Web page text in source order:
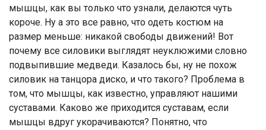
мышцы, как вы только что узнали, делаются чуть
короче. Ну а это все равно, что одеть костюм на
размер меньше: никакой свободы движений! Вот
почему все силовики выглядят неуклюжими словно
подвыпившие медведи. Казалось бы, ну не похож
силовик на танцора диско, и что такого? Проблема в
том, что мышцы, как известно, управляют нашими
суставами. Каково же приходится суставам, если
мышцы вдруг укорачиваются? Понятно, что